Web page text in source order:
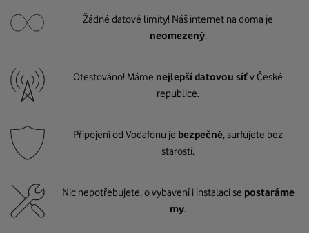
Žádné datové limity! Náš internet na doma je
neomezený.
Otestováno! Máme nejlepší datovou síťv České
republice.
Připojení od Vodafonu je bezpečné, surfujete bez
starostí.
Nic nepotřebujete, o vybavení i instalaci se postaráme
my.